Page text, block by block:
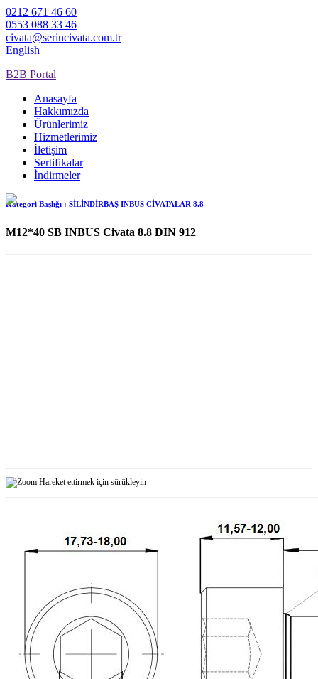
0212 671 46 60
0553 088 33 46
civata@serincivata.com.tr
English
B2B Portal
Anasayfa
Hakkımızda
Ürünlerimiz
Hizmetlerimiz
İletişim
Sertifikalar
İndirmeler
Kategori Başlığı : SİLİNDİRBAŞ INBUS CİVATALAR 8.8
M12*40 SB INBUS Civata 8.8 DIN 912
Hareket ettirmek için sürükleyin